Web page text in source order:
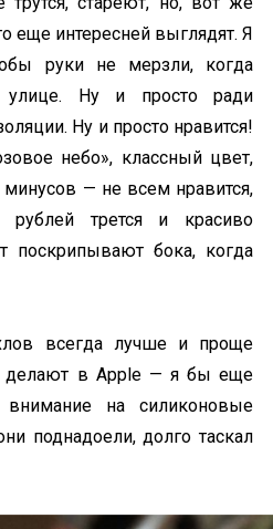
еще интересней выглядят. Я
руки не мерзли, когда
Ну и просто ради
Ну и просто нравится!
небо», классный цвет,
— не всем нравится,
трется и красиво
поскрипывают бока, когда
всегда лучше и проще
делают в Apple — я бы еще
внимание на силиконовые
поднадоели, долго таскал